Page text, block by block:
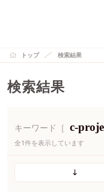
トップ 検索結果
検索結果
キーワード［ c-
全1件を表示しています